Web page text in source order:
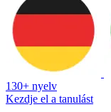
130+ nyelv
Kezdje el a tanulást